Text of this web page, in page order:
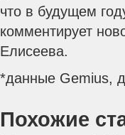
что в будущем
комментирует
Елисеева.
*данные Gemius,
Похожие